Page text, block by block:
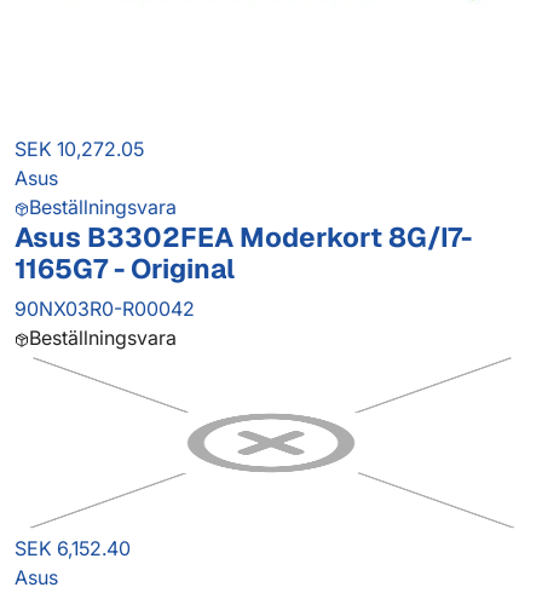
SEK 10,272.05
Asus
Beställningsvara
Asus B3302FEA Moderkort 8G/I7-
1165G7 - Original
90NX03R0-R00042
Beställningsvara
SEK 6,152.40
Asus